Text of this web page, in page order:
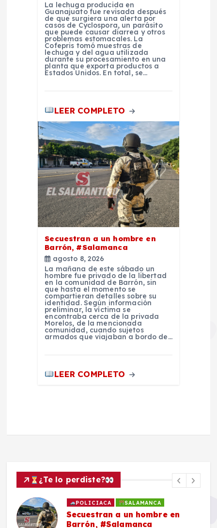
La lechuga producida en
Guanajuato fue revisada después
de que surgiera una alerta por
casos de Cyclospora, un parásito
que puede causar diarrea y otros
problemas estomacales. La
Cofepris tomó muestras de
lechuga y del agua utilizada
durante su procesamiento en una
planta que exporta productos a
Estados Unidos. En total, se…
LEER COMPLETO
Secuestran a un hombre en
Barrón, #Salamanca
agosto 8, 2026
La mañana de este sábado un
hombre fue privado de la libertad
en la comunidad de Barrón, sin
que hasta el momento se
compartieran detalles sobre su
identidad. Según información
preliminar, la víctima se
encontraba cerca de la privada
Morelos, de la mencionada
comunidad, cuando sujetos
armados que viajaban a bordo de…
LEER COMPLETO
¿Te lo perdiste?
POLICIACA SALAMANCA
Secuestran a un hombre en
Barrón, #Salamanca